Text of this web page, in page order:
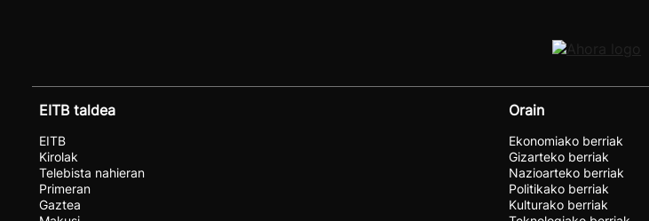
EITB taldea
EITB
Kirolak
Telebista nahieran
Primeran
Gaztea
Orain
Ekonomiako berriak
Gizarteko berriak
Nazioarteko berriak
Politikako berriak
Kulturako berriak